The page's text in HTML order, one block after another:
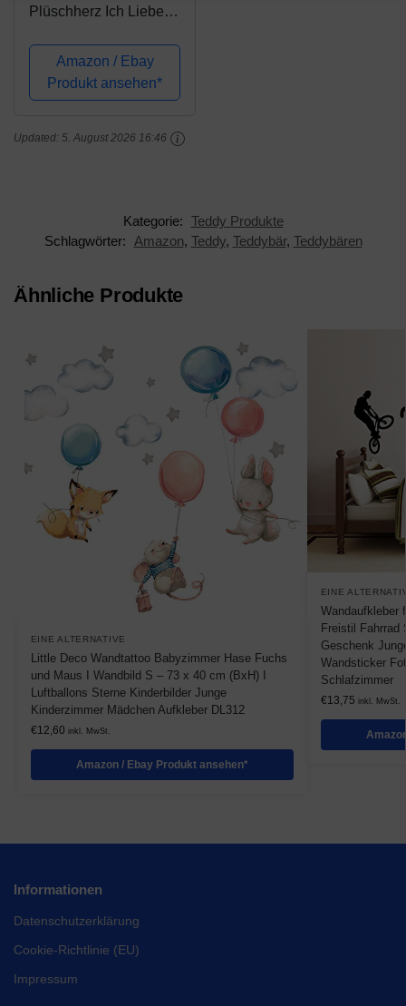
Plüschherz Ich Liebe
Herzkissen für Partner -
Für Männer & Frauen -
Die Kuschelkissen-
Hochzeit,...
Amazon / Ebay
Produkt ansehen*
Updated: 5. August 2026 16:46
Kategorie: Teddy Produkte
Schlagwörter:
Amazon, Teddy, Teddybär, Teddybären
Ähnliche Produkte
EINE ALTERNATIVE
Little Deco Wandtattoo Babyzimmer Hase Fuchs
und Maus I Wandbild S – 73 x 40 cm (BxH) I
Luftballons Sterne Kinderbilder Junge
Kinderzimmer Mädchen Aufkleber DL312
€12,60 inkl. MwSt.
Amazon / Ebay Produkt ansehen*
EINE
Wandaufkleber
Freistil Fahrrad
Geschenk
Wandsticker
Schlafzimmer
€13,75 inkl. MwSt.
Informationen
Datenschutzerklärung
Cookie-Richtlinie (EU)
Impressum